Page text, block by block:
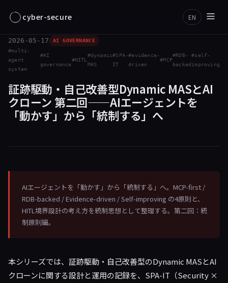
cyber-secure EN
2026-05-17
AI GOVERNANCE
multi-
agent
system
AI
governance
HITL
dynamic
MAS
SPA-
IT
evidence-
driven
MCP
RDB-
backed
self-
improving
証跡駆動・自己改善型Dynamic MASとAI
クローン 第二回——AIエージェントを
「動かす」から「統制する」へ
AIエージェントを「動かす」から「統制する」へ。MCP-first /
RDB-backed / Evidence-driven / Self-improving の4原則と、
HITL境界設計の考え方を統制思想として整理する。第二回：統
制原則編。
本シリーズでは、証跡駆動・自己改善型のDynamic MASとAI
クローンに関する設計と運用の記録を、SPA-IT（Security ×